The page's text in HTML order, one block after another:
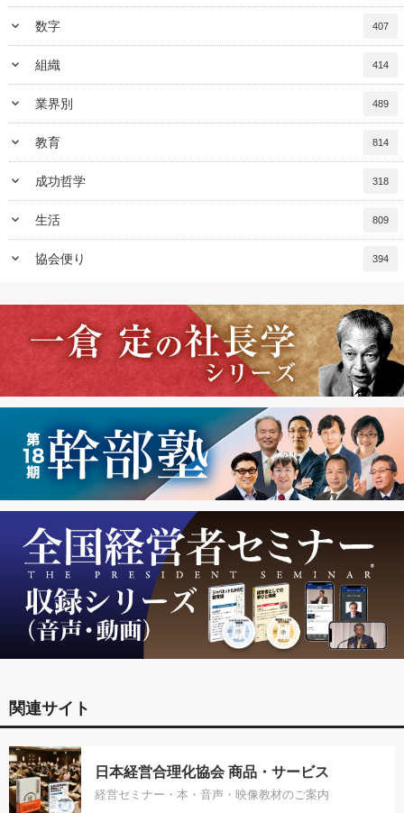
keyboard_arrow_down 数字 407
keyboard_arrow_down 組織 414
keyboard_arrow_down 業界別 489
keyboard_arrow_down 教育 814
keyboard_arrow_down 成功哲学 318
keyboard_arrow_down 生活 809
keyboard_arrow_down 協会便り 394
関連サイト
日本経営合理化協会 商品・サービス
経営セミナー・本・音声・映像教材のご案内